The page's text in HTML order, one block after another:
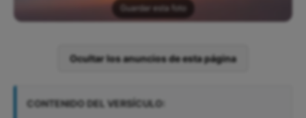
Guardar esta foto
Ocultar los anuncios de esta página
CONTENIDO DEL VERSÍCULO: